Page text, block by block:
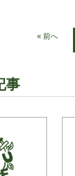
« 前へ
事